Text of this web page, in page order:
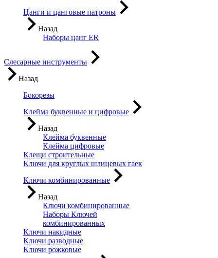
Цанги и цанговые патроны
Назад
Наборы цанг ER
Слесарные инструменты
Назад
Бокорезы
Клейма буквенные и цифровые
Назад
Клейма буквенные
Клейма цифровые
Клещи строительные
Ключи для круглых шлицевых гаек
Ключи комбинированные
Назад
Ключи комбинированные
Наборы Ключей
комбинированных
Ключи накидные
Ключи разводные
Ключи рожковые